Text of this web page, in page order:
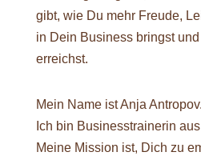
gibt, wie Du mehr Freude,
in Dein Business bringst
erreichst.
Mein Name ist Anja Antropov.
Ich bin Businesstrainerin
Meine Mission ist, Dich zu